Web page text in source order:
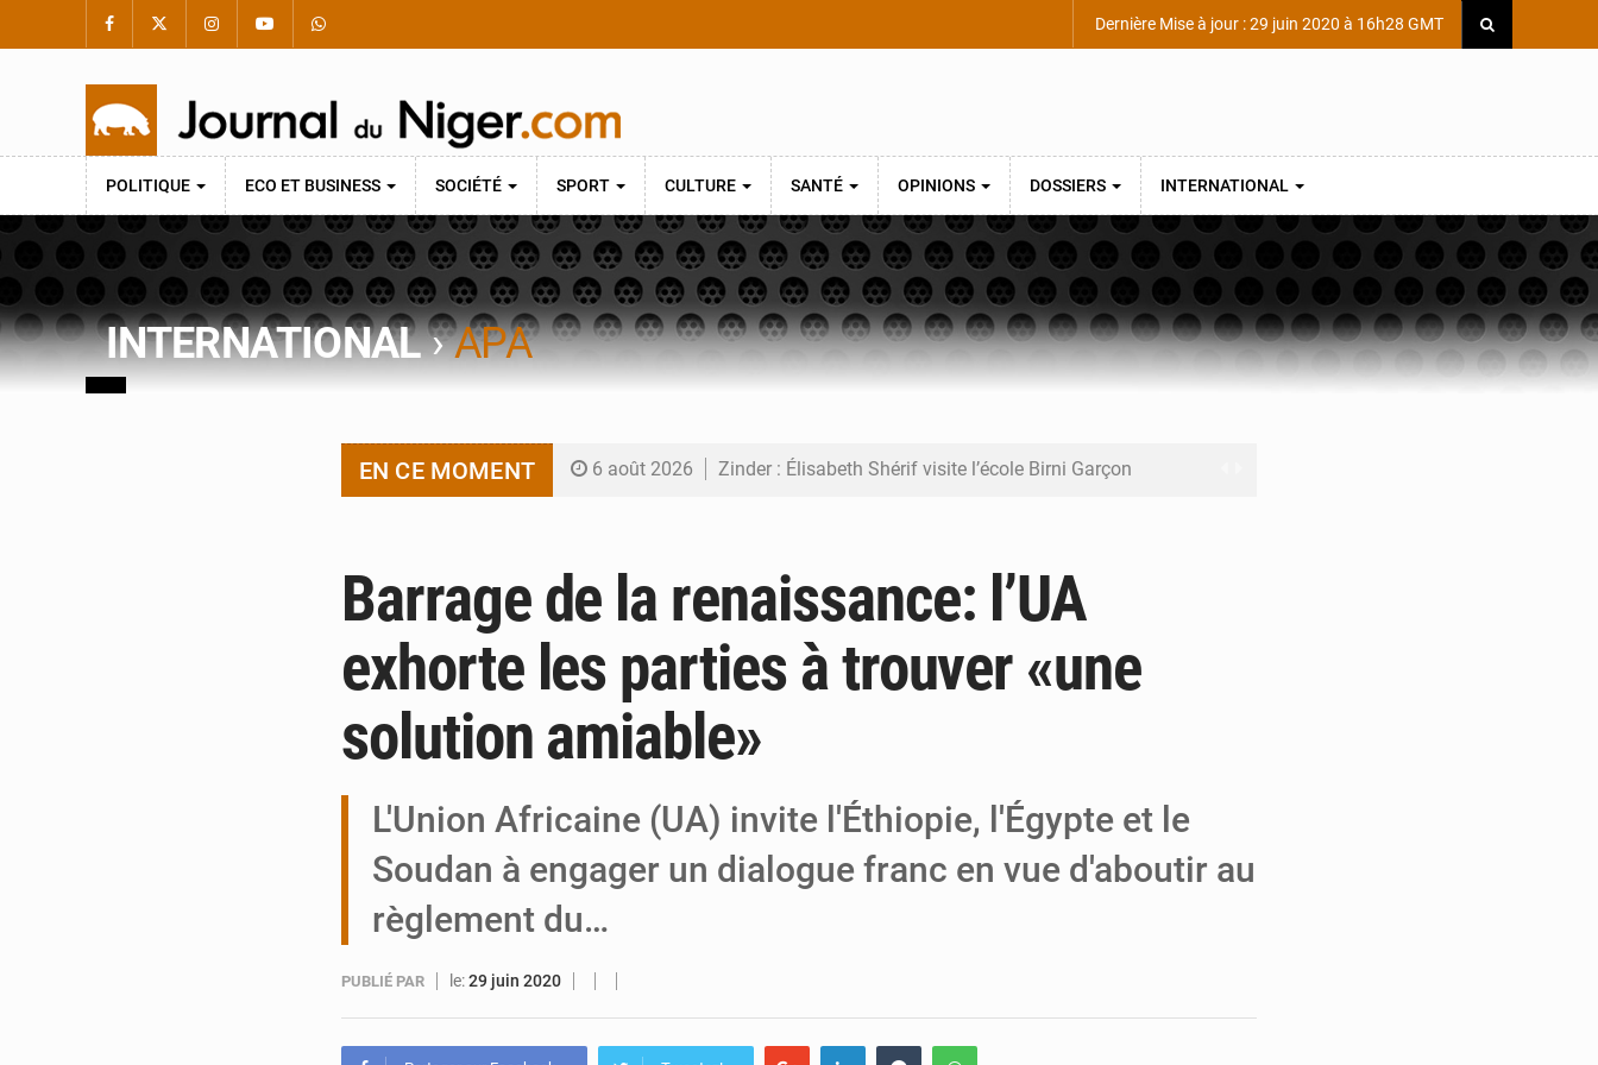
Dernière Mise à jour : 29 juin 2020 à 16h28 GMT
POLITIQUE ECO ET BUSINESS SOCIÉTÉ SPORT CULTURE SANTÉ OPINIONS DOSSIERS INTERNATIONAL
INTERNATIONAL›APA
EN CE MOMENT 6 août 2026 Zinder : Élisabeth Shérif visite l’école Birni Garçon
6 août 2026 Niger : Bilan à mi-parcours du Programme de Refondation
6 août 2026 Chasse aux gabegies à Niamey : 74 milliards de FCFA recouvrés par la COLDEFF
5 août 2026 Tibiri : le dialogue, nouveau terrain de jeu pour la paix
Barrage de la renaissance: l’UA
exhorte les parties à trouver «une
solution amiable»
L'Union Africaine (UA) invite l'Éthiopie, l'Égypte et le
Soudan à engager un dialogue franc en vue d'aboutir au
règlement du…
PUBLIÉ PAR le:29 juin 2020